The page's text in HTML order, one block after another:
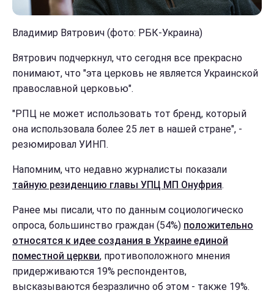
Владимир Вятрович (фото: РБК-Украина)
Вятрович подчеркнул, что сегодня все прекрасно
понимают, что "эта церковь не является Украинской
православной церковью".
"РПЦ не может использовать тот бренд, который
она использовала более 25 лет в нашей стране", -
резюмировал УИНП.
Напомним, что недавно журналисты показали
тайную резиденцию главы УПЦ МП Онуфрия.
Ранее мы писали, что по данным социологическо
опроса, большинство граждан (54%) положительно
относятся к идее создания в Украине единой
поместной церкви, противоположного мнения
придерживаются 19% респондентов,
высказываются безразлично об этом - также 19%.